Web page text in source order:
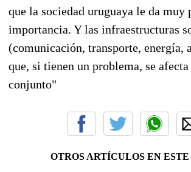
que la sociedad uruguaya le da muy
importancia. Y las infraestructuras
(comunicación, transporte, energía,
que, si tienen un problema, se
conjunto"
OTROS ARTÍCULOS EN